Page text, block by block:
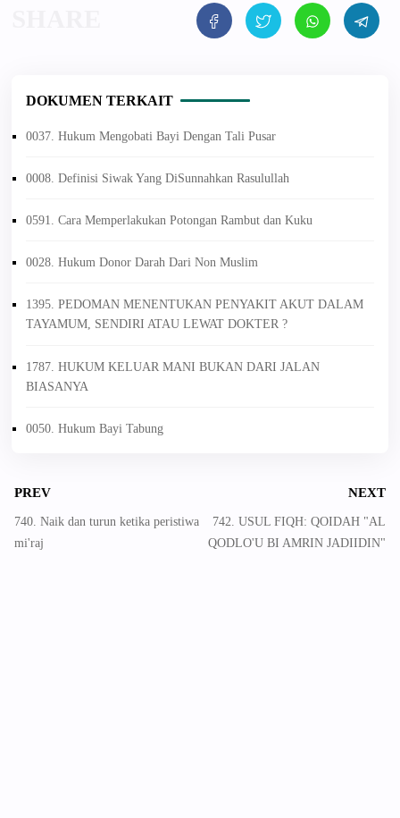
DOKUMEN TERKAIT
0037. Hukum Mengobati Bayi Dengan Tali Pusar
0008. Definisi Siwak Yang DiSunnahkan Rasulullah
0591. Cara Memperlakukan Potongan Rambut dan Kuku
0028. Hukum Donor Darah Dari Non Muslim
1395. PEDOMAN MENENTUKAN PENYAKIT AKUT DALAM
TAYAMUM, SENDIRI ATAU LEWAT DOKTER ?
1787. HUKUM KELUAR MANI BUKAN DARI JALAN
BIASANYA
0050. Hukum Bayi Tabung
PREV
740. Naik dan turun ketika peristiwa
mi'raj
NEXT
742. USUL FIQH: QOIDAH "AL
QODLO'U BI AMRIN JADIIDIN"